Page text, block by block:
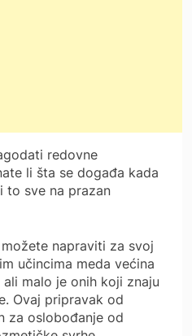
redovne
li šta se događa kada
to sve na prazan
napraviti za svoj
učincima meda većina
malo je onih koji znaju
Ovaj pripravak od
za oslobođanje od